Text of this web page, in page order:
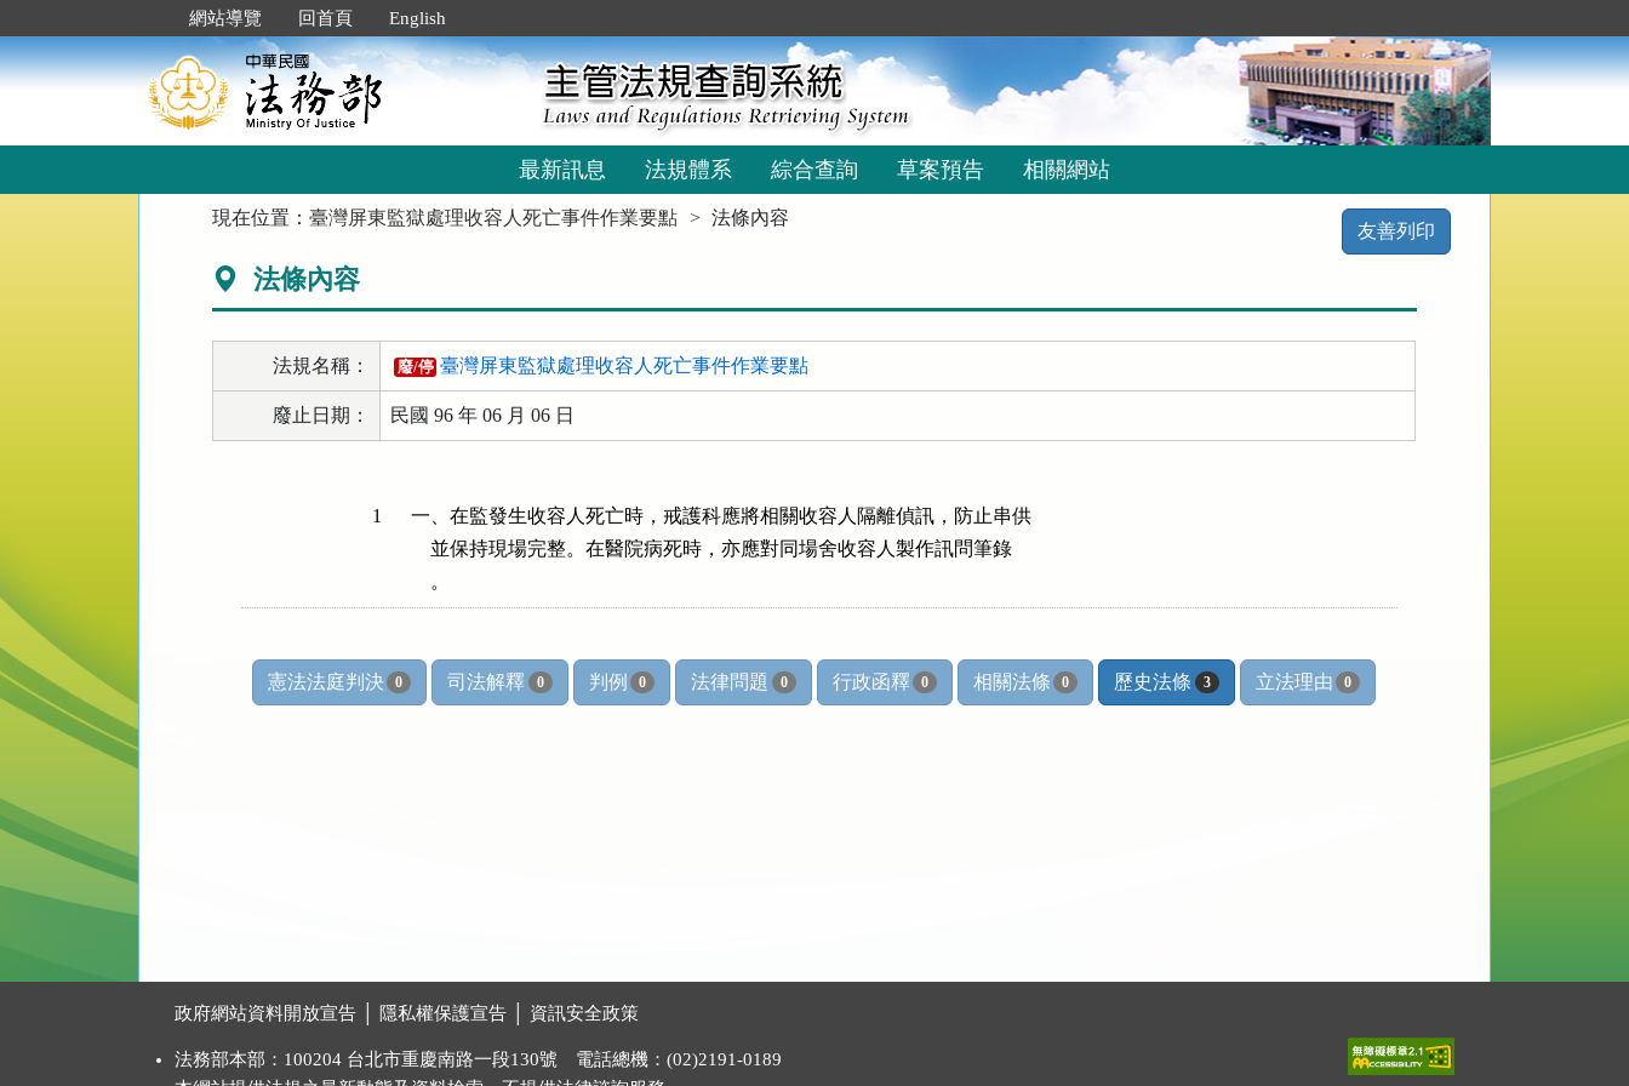
到
主
要
網站導覽 回首頁 English
最新訊息 法規體系 綜合查詢 草案預告 相關網站
現在位置：臺灣屏東監獄處理收容人死亡事件作業要點 法條內容
友善列印
法條內容
法規名稱： 廢/停 臺灣屏東監獄處理收容人死亡事件作業要點
廢止日期： 民國 96 年 06 月 06 日
1
一、在監發生收容人死亡時，戒護科應將相關收容人隔離偵訊，防止串供
    並保持現場完整。在醫院病死時，亦應對同場舍收容人製作訊問筆錄
    。
憲法法庭判決 0 司法解釋 0 判例 0 法律問題 0 行政函釋 0 相關法條 0 歷史法條 3 立法理由 0
政府網站資料開放宣告 隱私權保護宣告 資訊安全政策
法務部本部：100204 台北市重慶南路一段130號 電話總機：(02)2191-0189